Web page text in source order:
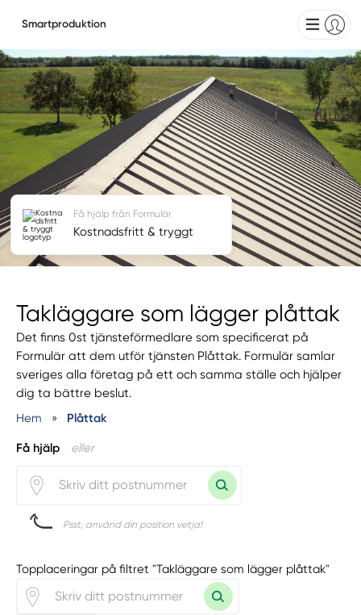
Smartproduktion
Takläggare som lägger plåttak
Det finns 0st tjänsteförmedlare som specificerat på
Formulär att dem utför tjänsten Plåttak. Formulär samlar
sveriges alla företag på ett och samma ställe och hjälper
dig ta bättre beslut.
Hem
» Plåttak
Få hjälp eller
Psst, använd din position vetja!
Få hjälp från Formulär
Kostnadsfritt & tryggt
Topplaceringar på filtret "Takläggare som lägger plåttak"